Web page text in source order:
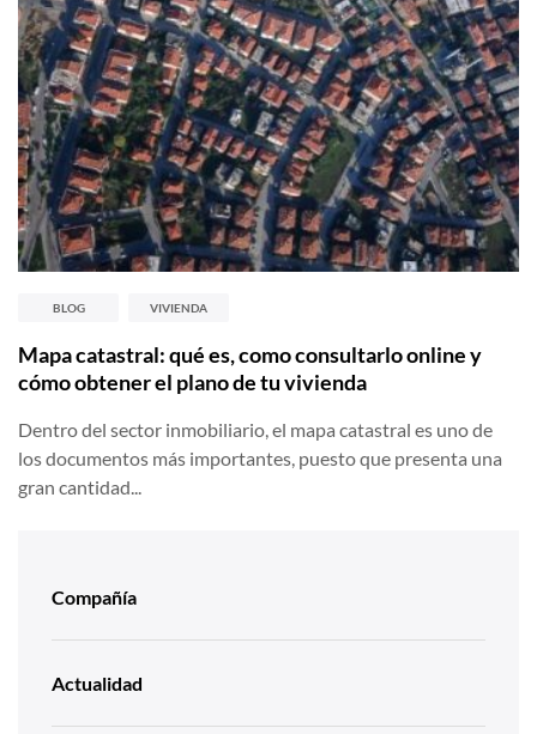
BLOG VIVIENDA
Mapa catastral: qué es, como consultarlo online y
cómo obtener el plano de tu vivienda
Dentro del sector inmobiliario, el mapa catastral es uno de
los documentos más importantes, puesto que presenta una
gran cantidad...
Compañía
Actualidad